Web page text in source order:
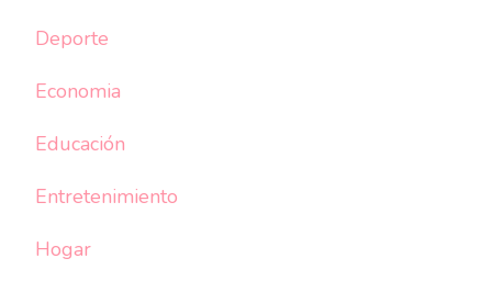
Deporte
Economia
Educación
Entretenimiento
Hogar